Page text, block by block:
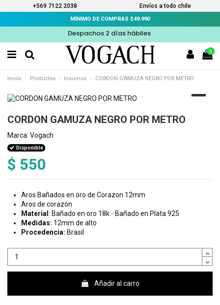
+569 7122 2038 Envíos a todo chile
MÍNIMO DE COMPRAS $49.990
Despachos 2 días hábiles
0
Inicio Productos Insumos CORDON GAMUZA NEGRO POR METRO
CORDON GAMUZA NEGRO POR METRO
Marca: Vogach
Disponible
$ 550
Aros Bañados en oro de Corazon 12mm
Aros de corazón
Material : Bañado en oro 18k - Bañado en Plata 925
Medidas: 12mm de alto
Procedencia: Brasil
Añadir al carro